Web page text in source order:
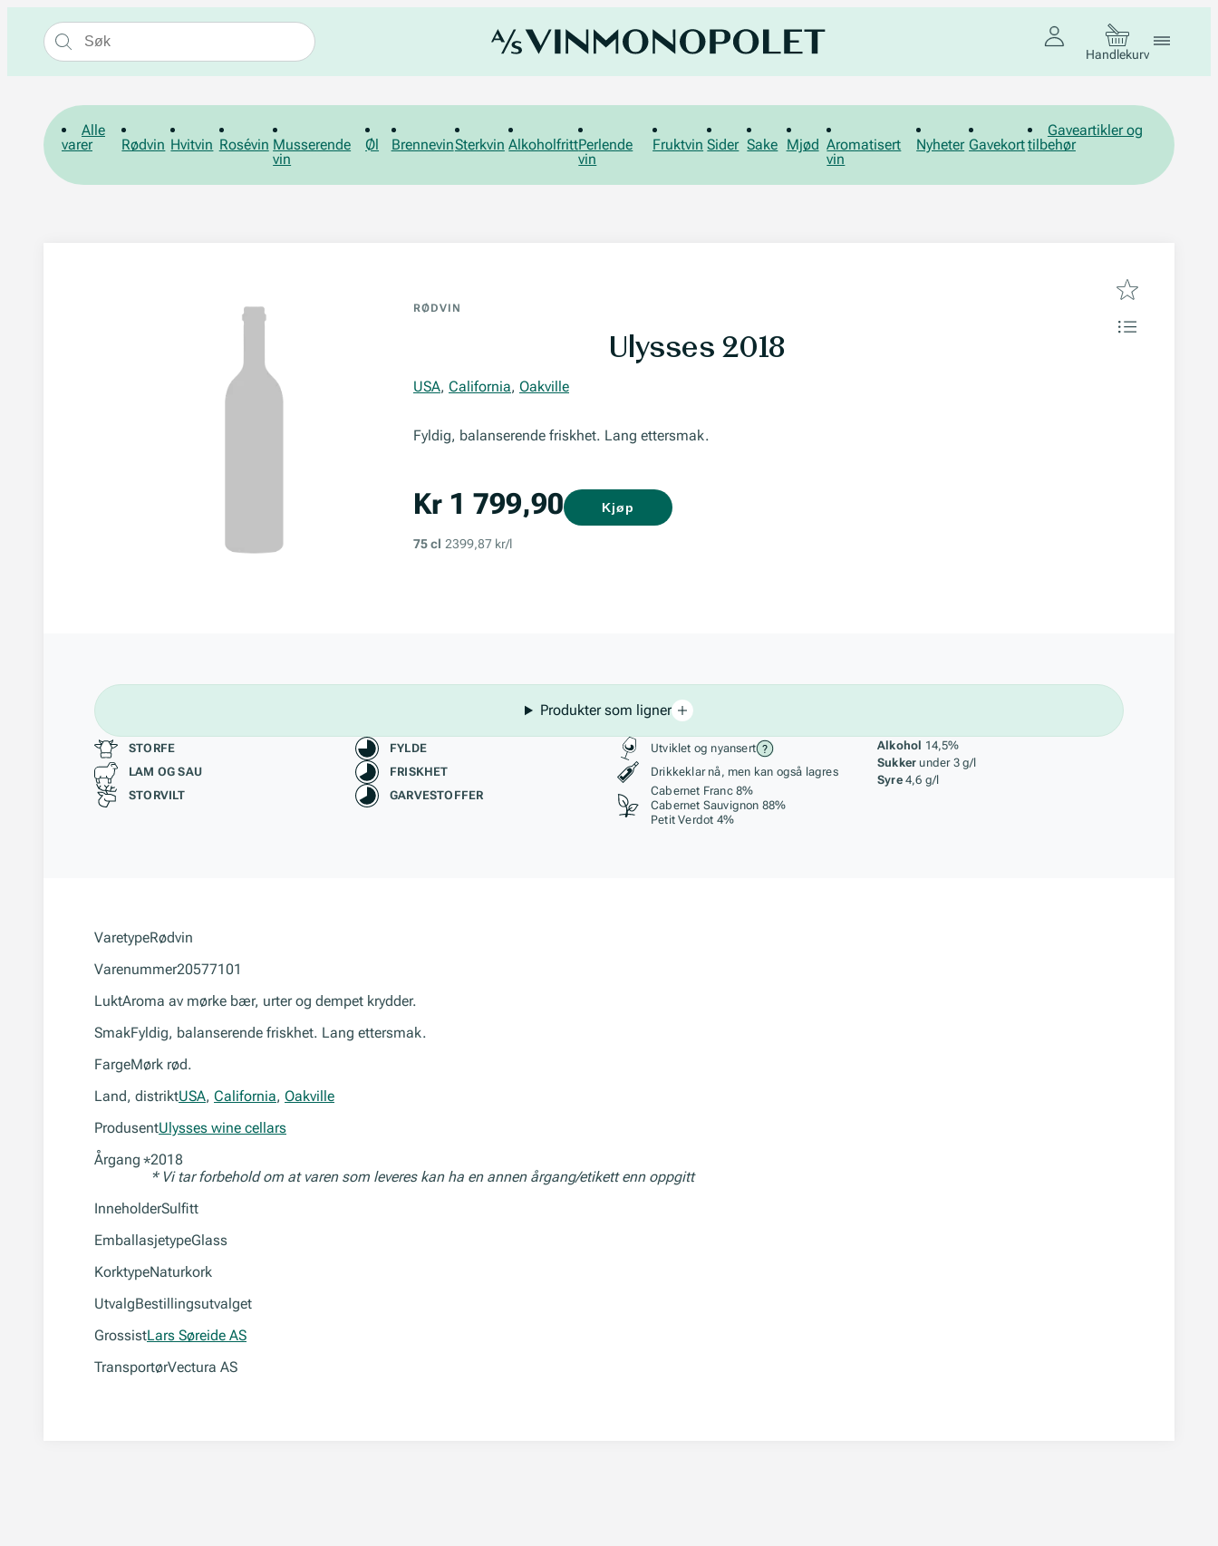
Handlekurv
Alle
varer
Rødvin Hvitvin Rosévin Musserende
vin
Øl BrennevinSterkvin AlkoholfrittPerlende
vin
Fruktvin Sider Sake Mjød Aromatisert
vin
Nyheter Gavekort
Gaveartikler og
tilbehør
RØDVIN
Ulysses 2018
USA, California, Oakville
Fyldig, balanserende friskhet. Lang ettersmak.
Kr 1 799,90
75 cl 2399,87 kr/l
Kjøp
Produkter som ligner
Passer til
STORFE
LAM OG SAU
STORVILT
Karakteristikk
FYLDE
FRISKHET
GARVESTOFFER
Stil, lagring og råstoff
Utviklet og nyansert
Drikkeklar nå, men kan også lagres
Cabernet Franc 8%
Cabernet Sauvignon 88%
Petit Verdot 4%
Alkohol 14,5%
Sukker under 3 g/l
Syre 4,6 g/l
VaretypeRødvin
Varenummer20577101
LuktAroma av mørke bær, urter og dempet krydder.
SmakFyldig, balanserende friskhet. Lang ettersmak.
FargeMørk rød.
Land, distriktUSA, California, Oakville
ProdusentUlysses wine cellars
Årgang *2018
* Vi tar forbehold om at varen som leveres kan ha en annen årgang/etikett enn oppgitt
InneholderSulfitt
EmballasjetypeGlass
KorktypeNaturkork
UtvalgBestillingsutvalget
GrossistLars Søreide AS
TransportørVectura AS